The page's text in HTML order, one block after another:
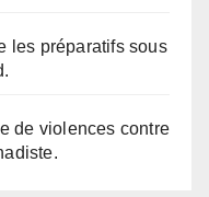
les préparatifs sous
de violences contre